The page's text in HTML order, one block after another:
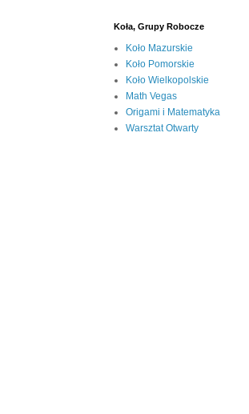
Koła, Grupy Robocze
Koło Mazurskie
Koło Pomorskie
Koło Wielkopolskie
Math Vegas
Origami i Matematyka
Warsztat Otwarty